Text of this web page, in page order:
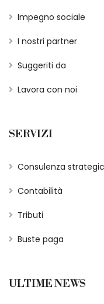
Impegno sociale
I nostri partner
Suggeriti da
Lavora con noi
SERVIZI
Consulenza
Contabilità
Tributi
Buste paga
ULTIME NEWS